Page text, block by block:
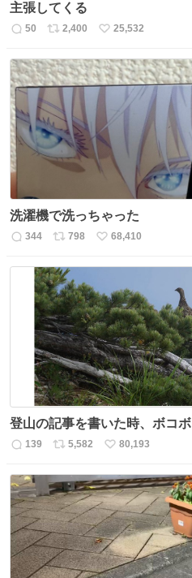
主張してくる
返
数
50
リ
ス
ト
数
2,400
い
ね
数
25,532
洗濯機で洗っちゃった
返
344
リ
ス
ト
数
798
い
数
68,410
登山の記事を書いた時、ボコ
返
数
139
リ
ス
ト
数
5,582
い
ね
数
80,193